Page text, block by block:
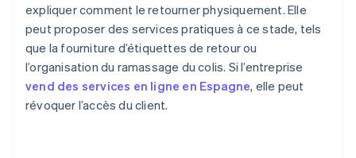
expliquer comment le retourner physiquement. Elle
peut proposer des services pratiques à ce stade, tels
que la fourniture d’étiquettes de retour ou
l’organisation du ramassage du colis. Si l’entreprise
vend des services en ligne en Espagne, elle peut
révoquer l’accès du client.